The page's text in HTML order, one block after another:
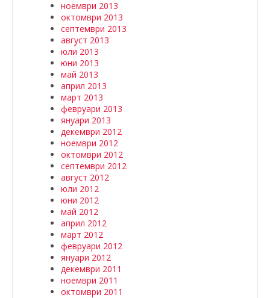
ноември 2013
октомври 2013
септември 2013
август 2013
юли 2013
юни 2013
май 2013
април 2013
март 2013
февруари 2013
януари 2013
декември 2012
ноември 2012
октомври 2012
септември 2012
август 2012
юли 2012
юни 2012
май 2012
април 2012
март 2012
февруари 2012
януари 2012
декември 2011
ноември 2011
октомври 2011